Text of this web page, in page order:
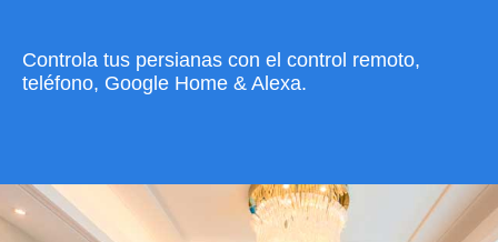
Controla tus persianas con el control remoto,
teléfono, Google Home & Alexa.